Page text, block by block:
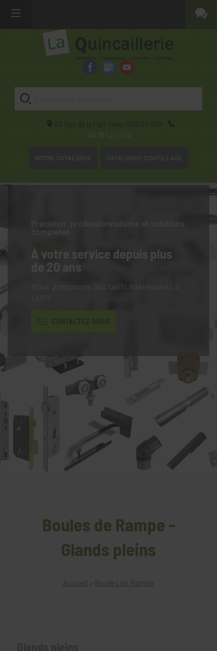
82 Rue de la Part-Dieu, 69003
LYON
04 78 42 24 08
NOTRE CATALOGUE CATALOGUE D'OUTILLAGE
Précision, professionnalisme et solutions
complètes
À votre service depuis plus
de 20 ans
Nous proposons des tarifs intéressants à
CONTACTEZ-NOUS
Boules de Rampe -
Glands pleins
Accueil > Boules de Rampe